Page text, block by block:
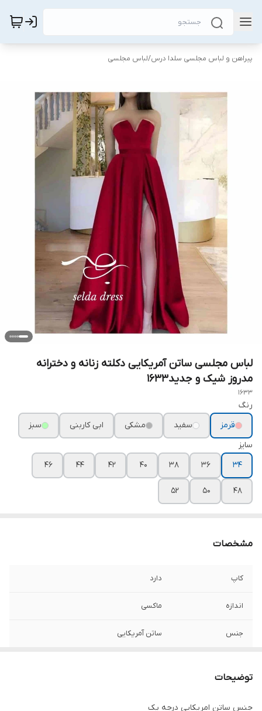
پیراهن و لباس مجلسی سلدا درس/لباس مجلسی
لباس مجلسی ساتن آمریکایی دکلته زنانه و دخترانه
مدروز شیک و جدید۱۶۳۳
1633
رنگ
قرمز
سفید مشکی ابی کاربنی
سبز
سایز
۳۴
۳۶ ۳۸ ۴۰ ۴۲ ۴۴ ۴۶
۴۸ ۵۰ ۵۲
مشخصات
کاپ دارد
اندازه ماکسی
جنس ساتن آمریکایی
توضیحات
جنس ساتن امریکایی درجه یک